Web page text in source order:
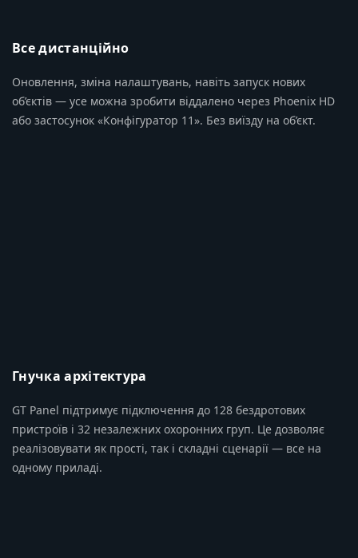
Все дистанційно
Оновлення, зміна налаштувань, навіть запуск нових
об’єктів — усе можна зробити віддалено через Phoenix HD
або застосунок «Конфігуратор 11». Без виїзду на об’єкт.
Гнучка архітектура
GT Panel підтримує підключення до 128 бездротових
пристроїв і 32 незалежних охоронних груп. Це дозволяє
реалізовувати як прості, так і складні сценарії — все на
одному приладі.